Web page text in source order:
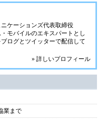
ケーションズ代表取締役
モバイルのエキスパートとし
ログとツイッターで配信して
» 詳しいプロフィール
業まで